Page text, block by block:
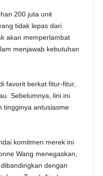
200 juta unit
tidak lepas dari
akan memperlambat
menjawab kebutuhan
favorit berkat fitur-fitur,
Sebelumnya, lini ini
tingginya antusiasme
komitmen merek ini
Wang menegaskan,
dengan